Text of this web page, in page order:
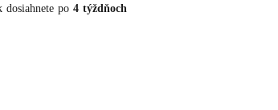
po 4 týždňoch